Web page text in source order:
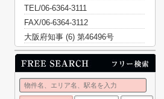
TEL/06-6364-3111
FAX/06-6364-3112
大阪府知事 (6) 第46496号